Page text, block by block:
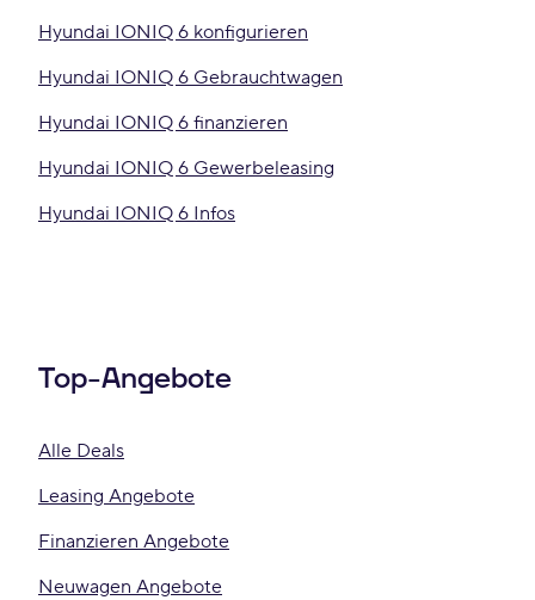
Hyundai IONIQ 6 konfigurieren
Hyundai IONIQ 6 Gebrauchtwagen
Hyundai IONIQ 6 finanzieren
Hyundai IONIQ 6 Gewerbeleasing
Hyundai IONIQ 6 Infos
Top-Angebote
Alle Deals
Leasing Angebote
Finanzieren Angebote
Neuwagen Angebote